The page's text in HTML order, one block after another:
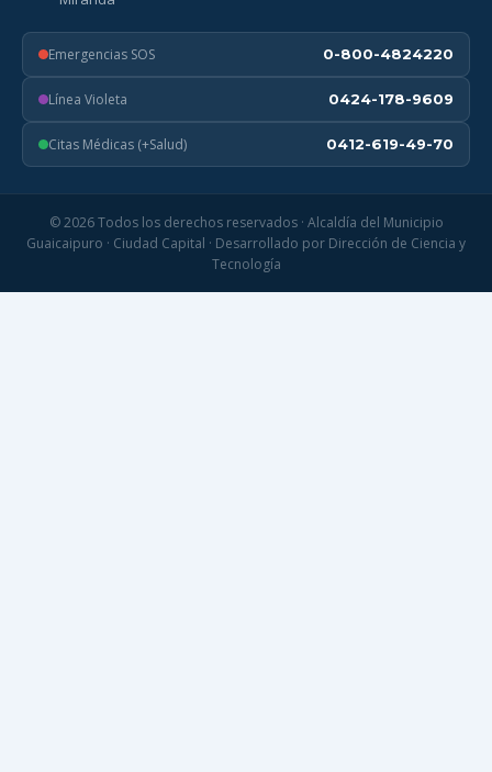
Emergencias SOS 0-800-4824220
Línea Violeta 0424-178-9609
Citas Médicas (+Salud) 0412-619-49-70
© 2026 Todos los derechos reservados · Alcaldía del Municipio
Guaicaipuro · Ciudad Capital · Desarrollado por Dirección de Ciencia y
Tecnología